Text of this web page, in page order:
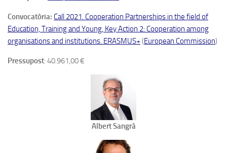
Convocatòria: Call 2021. Cooperation Partnerships in the field of
Education, Training and Young, Key Action 2: Cooperation among
organisations and institutions. ERASMUS+(European Commission)
Pressupost: 40.961,00 €
Albert Sangrà